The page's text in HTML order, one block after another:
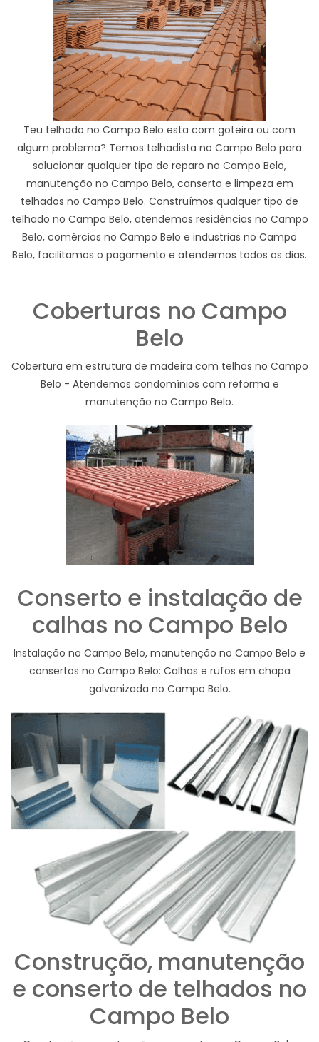
Teu telhado no Campo Belo esta com goteira ou com
algum problema? Temos telhadista no Campo Belo para
solucionar qualquer tipo de reparo no Campo Belo,
manutenção no Campo Belo, conserto e limpeza em
telhados no Campo Belo. Construímos qualquer tipo de
telhado no Campo Belo, atendemos residências no Campo
Belo, comércios no Campo Belo e industrias no Campo
Belo, facilitamos o pagamento e atendemos todos os dias.
Coberturas no Campo
Belo
Cobertura em estrutura de madeira com telhas no Campo
Belo - Atendemos condomínios com reforma e
manutenção no Campo Belo.
Conserto e instalação de
calhas no Campo Belo
Instalação no Campo Belo, manutenção no Campo Belo e
consertos no Campo Belo: Calhas e rufos em chapa
galvanizada no Campo Belo.
Construção, manutenção
e conserto de telhados no
Campo Belo